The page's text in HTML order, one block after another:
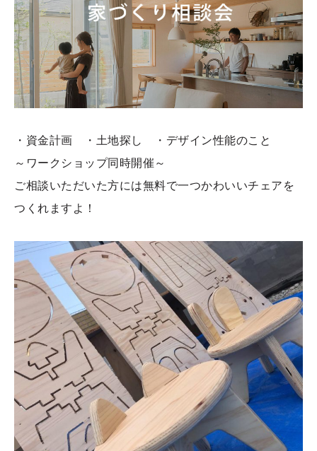
・資金計画 ・土地探し ・デザイン性能のこと
～ワークショップ同時開催～
ご相談いただいた方には無料で一つかわいいチェアを
つくれますよ！